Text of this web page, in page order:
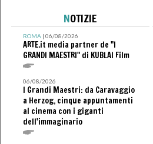
NOTIZIE
ROMA| 06/08/2026
ARTE.it media partner de "I
GRANDI MAESTRI" di KUBLAI Film
06/08/2026
I Grandi Maestri: da Caravaggio
a Herzog, cinque appuntamenti
al cinema con i giganti
dell'immaginario